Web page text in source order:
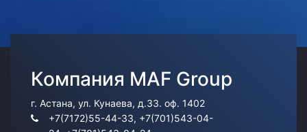
Компания MAF Group
г. Астана, ул. Кунаева, д.33. оф. 1402
+7(7172)55-44-33, +7(701)543-04-